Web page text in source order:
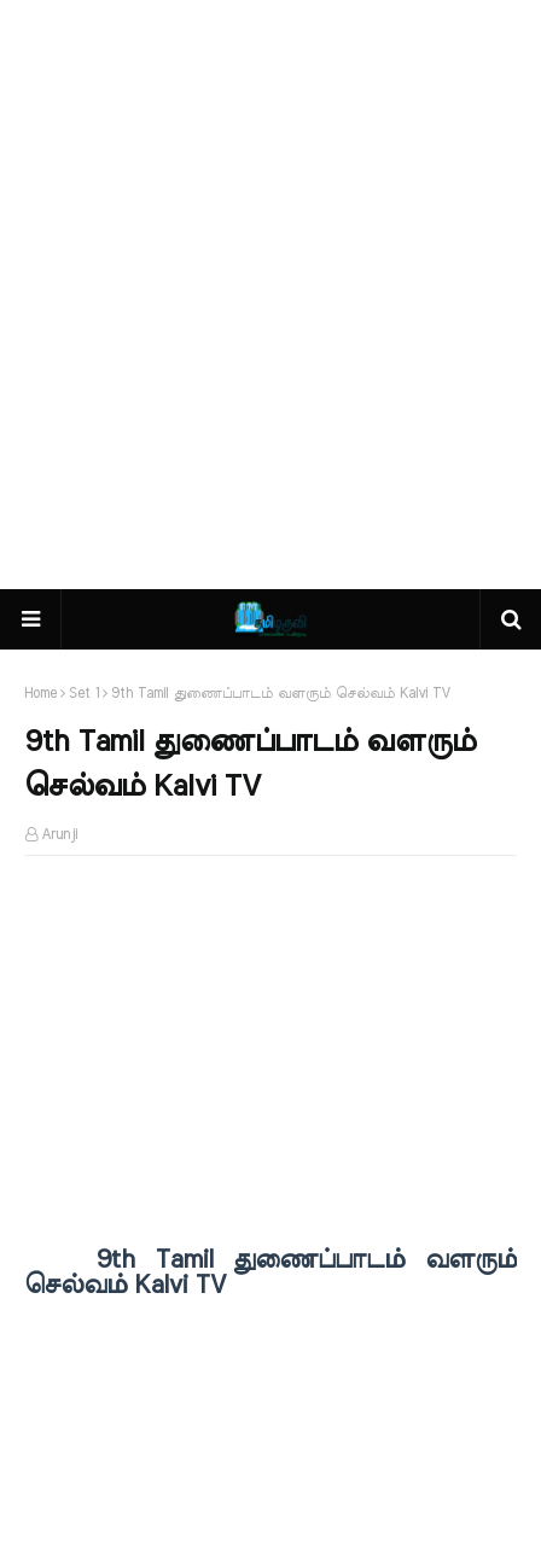
Home Set 1 9th Tamil துணைப்பாடம் வளரும் செல்வம் Kalvi TV
9th Tamil துணைப்பாடம் வளரும்
செல்வம் Kalvi TV
Arunji
9th Tamil துணைப்பாடம் வளரும்
செல்வம் Kalvi TV